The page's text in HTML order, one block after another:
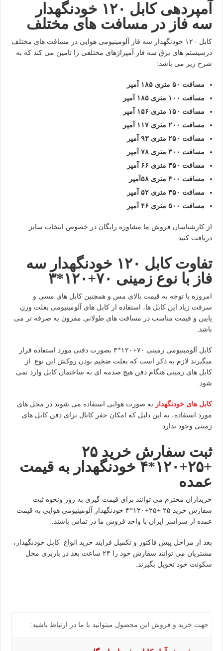
آمپردهی کابل ۱۲۰
خودنگهدار
سه فاز در مسافت های مختلف
کابل ۱۲۰ خودنگهدار سه فاز آلومینیومی هوایی در مسافت های مختلف
درسیستم های برق سه فاز آمپراژهای مختلفی را تامین می کند که به
شرح زیر می باشد:
مسافت ۵۰ متری ۱۸۵ آمپر
مسافت ۱۰۰ متری ۱۸۵ آمپر
مسافت ۱۵۰ متری ۱۵۶ آمپر
مسافت ۲۰۰ متری ۱۱۷ آمپر
مسافت ۲۵۰ متری ۹۳ آمپر
مسافت ۳۰۰ متری ۷۸ آمپر
مسافت ۳۵۰ متری ۶۶ آمپر
مسافت ۴۰۰ متری ۵۸آمپر
مسافت ۴۵۰ متری ۵۲ آمپر
مسافت ۵۰۰ متری ۴۶ آمپر
از کارشناسان فروش ما مشاوره رایگان در خصوص انتخاب سایز
دریافت کنید.
تفاوت کابل ۱۲۰ خودنگهدار سه
فاز با نوع زمینی ۷۰+۱۲۰*۳
امروزه با توجه به قیمت بالای مس و همچنین کابل های مسی و
سرقت زیاد این کابل ها، استفاده از کابل های آلومینیومی بعلت وزن
پایین و قیمت مناسب در مسافت های طولانی مقرون به صرفه تر می
باشد.
کابل آلومینیومی زمینی ۷۰+۱۲۰*۳ بصورت دفنی مورد استفاده قرار
میگیرند لازم به ذکر است که بعلت ضخیم بودن روکش این نوع از
کابل های زمینی هنگام دفن هیچ صدمه ای به ساختمان کابل وارد نمی
شود.
کابل های خودنگهدار به صورت هوایی استفاده می شوند در محل های
مورد استفاده، به این دلیل که امکان حفر کانال برای دفن کابل های
زمینی وجود ندارد.
ثبت سفارش خرید ۲۵
+۲۵+۱۲۰*۴ خودنگهدار به قیمت
عمده
خریداران محترم می توانند برای قیمت گیری به روز ونحوه ثبت
سفارش خرید ۲۵ +۲۵+۱۲۰*۴ خودنگهدار آلومینیومی هوایی به قیمت
عمده از سراسر ایران با واحد فروش ما در تماس باشند.
بعد از مراحل پیش فاکتور و تکمیل فرایند خرید انواع کابل خودنگهدار،
مشتریان می توانند سفارش خود را ۲۴ ساعت بعد در باربری محل
سکونت خود تحویل بگیرند.
جهت خرید و فروش این محصول میتوانید با ما در ارتباط باشید: